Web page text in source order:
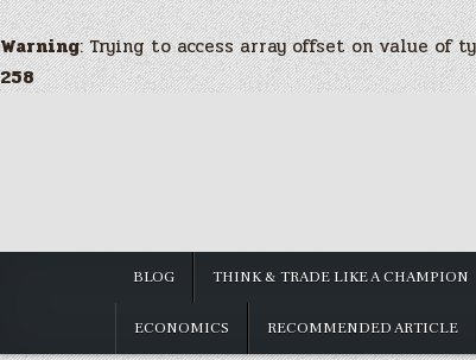
Warning: Trying to access array offset on value of
258
BLOG THINK & TRADE LIKE A CHAMPION
ECONOMICS RECOMMENDED ARTICLE